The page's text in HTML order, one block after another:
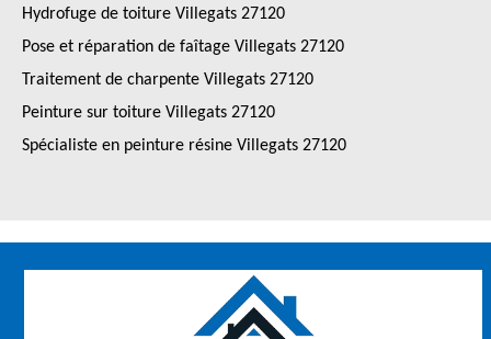
Hydrofuge de toiture Villegats 27120
Pose et réparation de faîtage Villegats 27120
Traitement de charpente Villegats 27120
Peinture sur toiture Villegats 27120
Spécialiste en peinture résine Villegats 27120